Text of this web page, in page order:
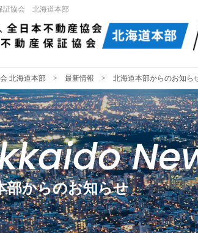
証協会 北海道本部
北海道本部 >最新情報 > 北海道本部からのお知ら
部からのお知らせ